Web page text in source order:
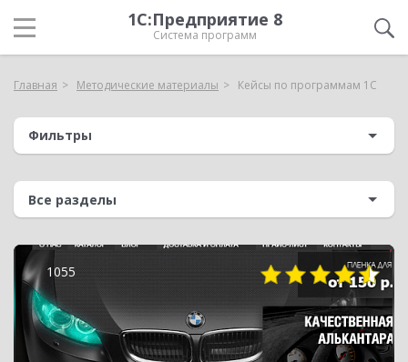
1С:Предприятие 8
Система программ
Главная Методические материалы Кейсы по программам 1С
Фильтры
1055